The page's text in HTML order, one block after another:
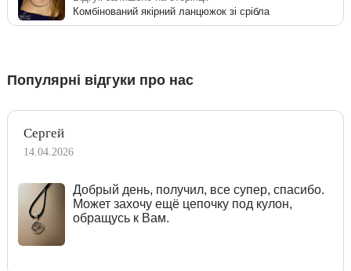
Комбінований якірний ланцюжок зі срібла
Популярні відгуки про нас
Сергей
14.04.2026
Добрый день, получил, все супер, спасибо.
Может захочу ещё цепочку под кулон,
обращусь к Вам.